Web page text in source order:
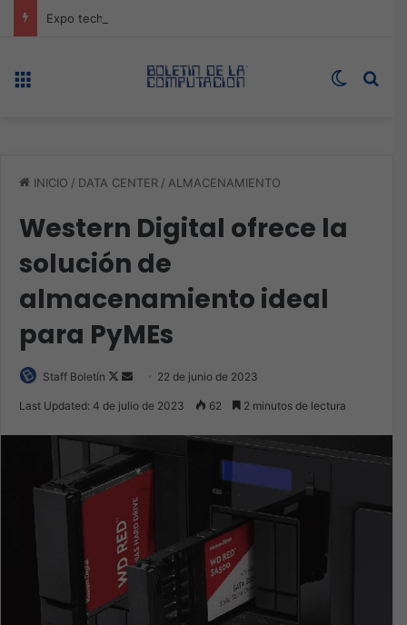
Switch
INICIO / DATA CENTER / ALMACENAMIENTO
Western Digital ofrece la
solución de
almacenamiento ideal
para PyMEs
Staff Boletín
Follow
Send 22 de junio de 2023
Last Updated: 4 de julio de 2023 62 2 minutos de lectura